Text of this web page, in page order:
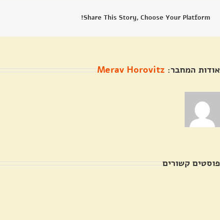
Share This Story, Choose Your Platform!
אודות המחבר: Merav Horovitz
פוסטים קשורים